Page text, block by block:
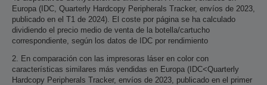
Europa (IDC, Quarterly Hardcopy Peripherals Tracker, envíos de 2023,
publicado en el T1 de 2024). El coste por página se ha calculado
dividiendo el precio medio de venta de la botella/cartucho
correspondiente, según los datos de IDC por rendimiento
2. En comparación con las impresoras láser en color con
características similares más vendidas en Europa (IDC<Quarterly
Hardcopy Peripherals Tracker, envíos de 2023, publicado en el primer